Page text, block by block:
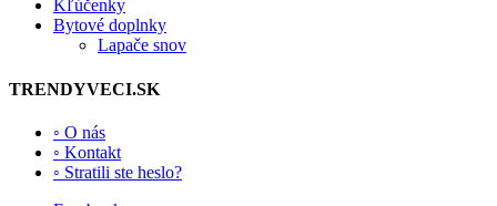
Kľúčenky
Bytové doplnky
Lapače snov
TRENDYVECI.SK
◦ O nás
◦ Kontakt
◦ Stratili ste heslo?